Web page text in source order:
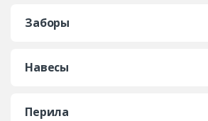
Заборы
Навесы
Перила